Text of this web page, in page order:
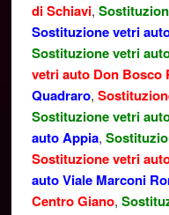
di Schiavi,
Sostituzione vetri
Sostituzione vetri
vetri auto Don Bosco
Quadraro,
Sostituzione vetri
auto Appia,
Sostituzione vetri
auto Viale Marconi
Centro Giano,